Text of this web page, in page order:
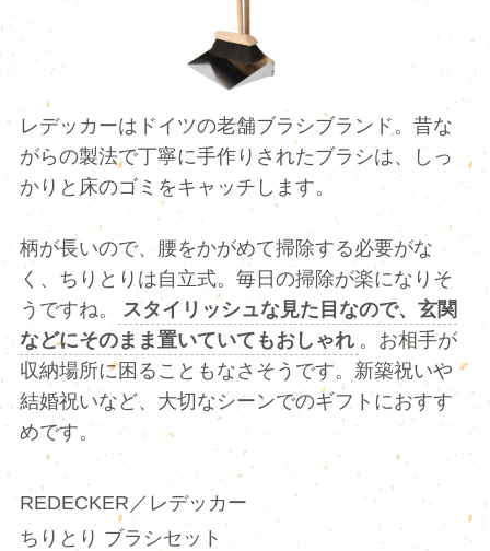
レデッカーはドイツの老舗ブラシブランド。昔な
がらの製法で丁寧に手作りされたブラシは、しっ
かりと床のゴミをキャッチします。
柄が長いので、腰をかがめて掃除する必要がな
く、ちりとりは自立式。毎日の掃除が楽になりそ
うですね。
スタイリッシュな見た目なので、玄関
などにそのまま置いていてもおしゃれ 。お相手が
収納場所に困ることもなさそうです。新築祝いや
結婚祝いなど、大切なシーンでのギフトにおすす
めです。
REDECKER／レデッカー
ちりとり ブラシセット